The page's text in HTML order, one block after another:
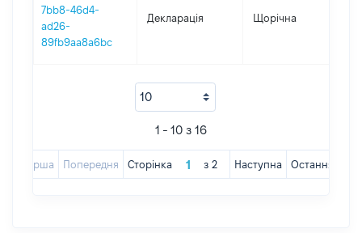
7bb8-46d4-
ad26-
89fb9aa8a6bc
Декларація Щорічна
1 - 10 з 16
Перша Попередня Сторінка з 2 Наступна Остання